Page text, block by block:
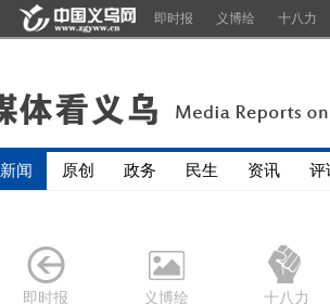
即时报 义博绘 十八力
新闻 原创 政务 民生 资讯 评
即时报 义博绘 十八力